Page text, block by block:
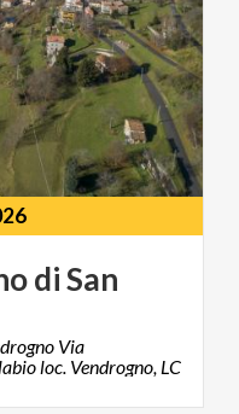
diSan
Via
loc. Vendrogno, LC